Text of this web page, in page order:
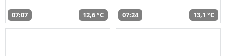
07:07 12,6 °C 07:24 13,1 °C